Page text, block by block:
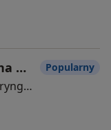
lek. Gabriela Katarzyna Włodyka
W trakcie specjalizacji (Laryngolog)
Popularny